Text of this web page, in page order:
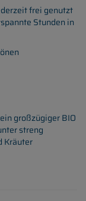
frei genutzt
Stunden in
großzügiger BIO
streng
Kräuter